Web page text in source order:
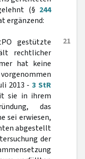
(§ 244
ergänzend:
21
gestützte
rechtlicher
hat keine
2013 -3 StR
sie in ihrem
das
sei erwiesen,
abgestellt
der